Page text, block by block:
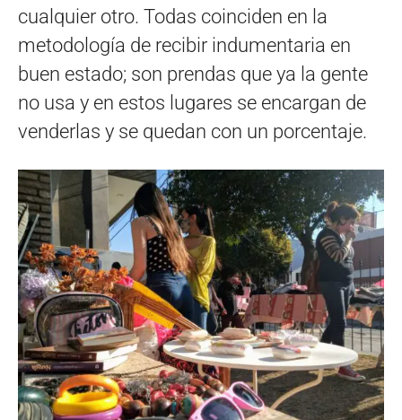
cualquier otro. Todas coinciden en la
metodología de recibir indumentaria en
buen estado; son prendas que ya la gente
no usa y en estos lugares se encargan de
venderlas y se quedan con un porcentaje.